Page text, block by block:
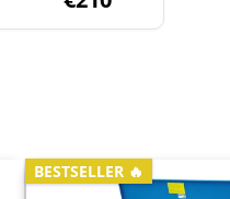
BESTSELLER 🔥